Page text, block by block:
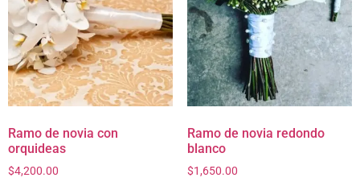
Ramo de novia con
orquideas
$4,200.00
Ramo de novia redondo
blanco
$1,650.00